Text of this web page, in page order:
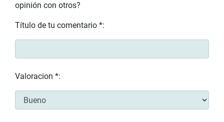
opinión con otros?
Título de tu comentario *:
Valoracion *: